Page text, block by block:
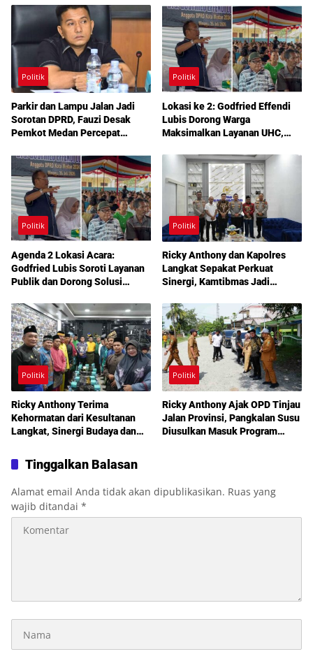
Politik
Parkir dan Lampu Jalan Jadi
Sorotan DPRD, Fauzi Desak
Pemkot Medan Percepat
Politik
Lokasi ke 2: Godfried Effendi
Lubis Dorong Warga
Maksimalkan Layanan UHC,
Pendidikan Mengemuka dalam
Reses Medan Amplas
Politik
Agenda 2 Lokasi Acara:
Godfried Lubis Soroti Layanan
Publik dan Dorong Solusi
DPRD Medan
Politik
Ricky Anthony dan Kapolres
Langkat Sepakat Perkuat
Sinergi, Kamtibmas Jadi
Politik
Ricky Anthony Terima
Kehormatan dari Kesultanan
Langkat, Sinergi Budaya dan
Diperkuat
Politik
Ricky Anthony Ajak OPD Tinjau
Jalan Provinsi, Pangkalan Susu
Diusulkan Masuk Program
Tinggalkan Balasan
Alamat email Anda tidak akan dipublikasikan. Ruas yang
wajib ditandai *